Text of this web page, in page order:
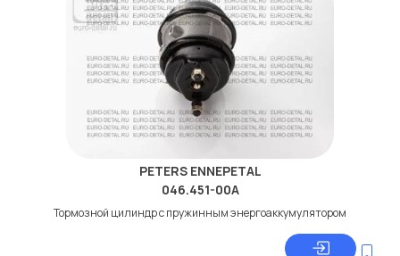
PETERS ENNEPETAL
046.451-00A
Тормозной цилиндр с пружинным энергоаккумулятором